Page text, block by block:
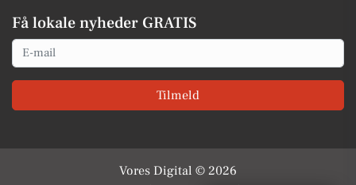
Få lokale nyheder GRATIS
Email
Tilmeld
Vores Digital © 2026